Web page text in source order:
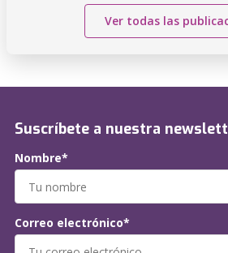
Ver todas las
Suscríbete a nuestra
Nombre*
Correo electrónico*